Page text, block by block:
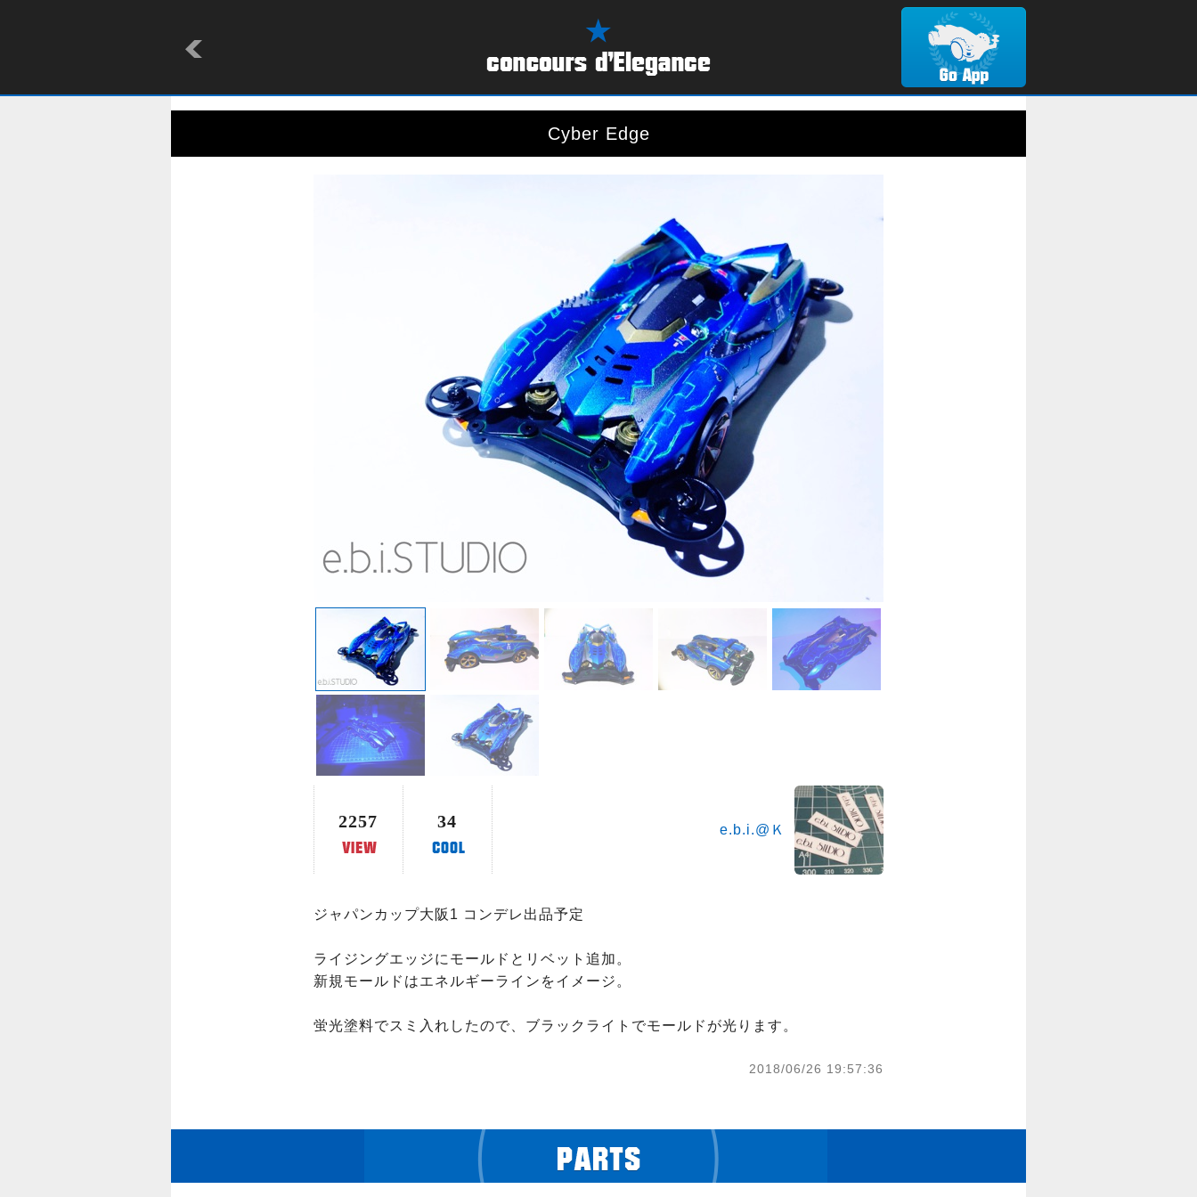
Cyber Edge
2257 34 e.b.i.@Ｋ
ジャパンカップ大阪1 コンデレ出品予定
ライジングエッジにモールドとリベット追加。
新規モールドはエネルギーラインをイメージ。
蛍光塗料でスミ入れしたので、ブラックライトでモールドが光ります。
2018/06/26 19:57:36